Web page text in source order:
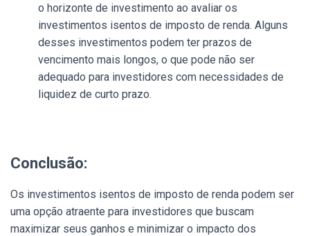
o horizonte de investimento ao avaliar os
investimentos isentos de imposto de renda. Alguns
desses investimentos podem ter prazos de
vencimento mais longos, o que pode não ser
adequado para investidores com necessidades de
liquidez de curto prazo.
Conclusão:
Os investimentos isentos de imposto de renda podem ser
uma opção atraente para investidores que buscam
maximizar seus ganhos e minimizar o impacto dos